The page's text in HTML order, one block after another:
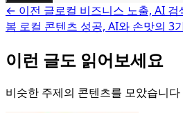
← 이전 글로컬 비즈니스 노출, AI 검
봄 로컬 콘텐츠 성공, AI와 손맛의 3
이런 글도 읽어보세요
비슷한 주제의 콘텐츠를 모았습니다